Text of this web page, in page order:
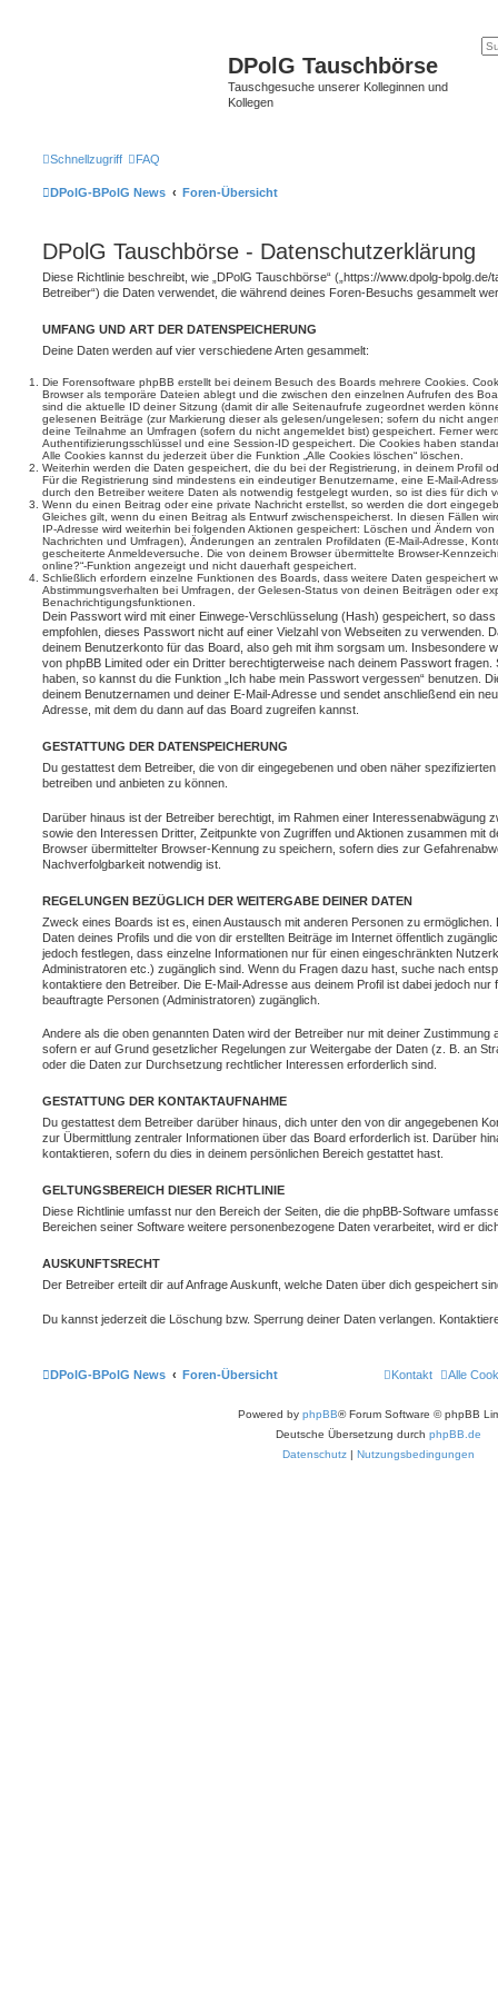
DPolG Tauschbörse
Tauschgesuche unserer Kolleginnen und
Kollegen
Schnellzugriff FAQ
DPolG-BPolG News Foren-Übersicht
DPolG Tauschbörse - Datenschutzerklärung
Diese Richtlinie beschreibt, wie „DPolG Tauschbörse“ („https://www.dpolg-
Betreiber“) die Daten verwendet, die während deines Foren-Besuchs gesammelt
UMFANG UND ART DER DATENSPEICHERUNG
Deine Daten werden auf vier verschiedene Arten gesammelt:
Die Forensoftware phpBB erstellt bei deinem Besuch des Boards mehrere Cookies.
Browser als temporäre Dateien ablegt und die zwischen den einzelnen Aufrufen des
sind die aktuelle ID deiner Sitzung (damit dir alle Seitenaufrufe zugeordnet werden
gelesenen Beiträge (zur Markierung dieser als gelesen/ungelesen; sofern du nicht
deine Teilnahme an Umfragen (sofern du nicht angemeldet bist) gespeichert. Ferner
Authentifizierungsschlüssel und eine Session-ID gespeichert. Die Cookies haben
Alle Cookies kannst du jederzeit über die Funktion „Alle Cookies löschen“ löschen.
Weiterhin werden die Daten gespeichert, die du bei der Registrierung, in deinem Profil
Für die Registrierung sind mindestens ein eindeutiger Benutzername, eine E-Mail-
durch den Betreiber weitere Daten als notwendig festgelegt wurden, so ist dies für dich
Wenn du einen Beitrag oder eine private Nachricht erstellst, so werden die dort
Gleiches gilt, wenn du einen Beitrag als Entwurf zwischenspeicherst. In diesen Fällen
IP-Adresse wird weiterhin bei folgenden Aktionen gespeichert: Löschen und Ändern
Nachrichten und Umfragen), Änderungen an zentralen Profildaten (E-Mail-Adresse,
gescheiterte Anmeldeversuche. Die von deinem Browser übermittelte Browser-
online?“-Funktion angezeigt und nicht dauerhaft gespeichert.
Schließlich erfordern einzelne Funktionen des Boards, dass weitere Daten gespeichert
Abstimmungsverhalten bei Umfragen, der Gelesen-Status von deinen Beiträgen oder
Benachrichtigungsfunktionen.
Dein Passwort wird mit einer Einwege-Verschlüsselung (Hash) gespeichert, so
empfohlen, dieses Passwort nicht auf einer Vielzahl von Webseiten zu verwenden.
deinem Benutzerkonto für das Board, also geh mit ihm sorgsam um. Insbesondere
von phpBB Limited oder ein Dritter berechtigterweise nach deinem Passwort
haben, so kannst du die Funktion „Ich habe mein Passwort vergessen“ benutzen.
deinem Benutzernamen und deiner E-Mail-Adresse und sendet anschließend ein
Adresse, mit dem du dann auf das Board zugreifen kannst.
GESTATTUNG DER DATENSPEICHERUNG
Du gestattest dem Betreiber, die von dir eingegebenen und oben näher
betreiben und anbieten zu können.
Darüber hinaus ist der Betreiber berechtigt, im Rahmen einer Interessenabwägung
sowie den Interessen Dritter, Zeitpunkte von Zugriffen und Aktionen zusammen mit
Browser übermittelter Browser-Kennung zu speichern, sofern dies zur
Nachverfolgbarkeit notwendig ist.
REGELUNGEN BEZÜGLICH DER WEITERGABE DEINER DATEN
Zweck eines Boards ist es, einen Austausch mit anderen Personen zu
Daten deines Profils und die von dir erstellten Beiträge im Internet öffentlich
jedoch festlegen, dass einzelne Informationen nur für einen eingeschränkten
Administratoren etc.) zugänglich sind. Wenn du Fragen dazu hast, suche nach
kontaktiere den Betreiber. Die E-Mail-Adresse aus deinem Profil ist dabei jedoch nur
beauftragte Personen (Administratoren) zugänglich.
Andere als die oben genannten Daten wird der Betreiber nur mit deiner Zustimmung
sofern er auf Grund gesetzlicher Regelungen zur Weitergabe der Daten (z. B. an
oder die Daten zur Durchsetzung rechtlicher Interessen erforderlich sind.
GESTATTUNG DER KONTAKTAUFNAHME
Du gestattest dem Betreiber darüber hinaus, dich unter den von dir angegebenen
zur Übermittlung zentraler Informationen über das Board erforderlich ist. Darüber
kontaktieren, sofern du dies in deinem persönlichen Bereich gestattet hast.
GELTUNGSBEREICH DIESER RICHTLINIE
Diese Richtlinie umfasst nur den Bereich der Seiten, die die phpBB-Software
Bereichen seiner Software weitere personenbezogene Daten verarbeitet, wird er
AUSKUNFTSRECHT
Der Betreiber erteilt dir auf Anfrage Auskunft, welche Daten über dich gespeichert
Du kannst jederzeit die Löschung bzw. Sperrung deiner Daten verlangen.
DPolG-BPolG News Foren-Übersicht Alle
Kontakt
Powered by phpBB® Forum Software © phpBB
Deutsche Übersetzung durch phpBB.de
Datenschutz | Nutzungsbedingungen